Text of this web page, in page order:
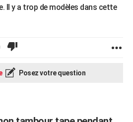
Il y a trop de modèles dans cette
Posez votre question